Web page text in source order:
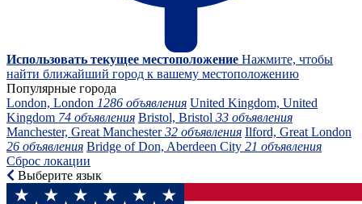
Использовать текущее местоположение Нажмите, чтобы
найти ближайший город к вашему местоположению
Популярные города
London, London 1286 объявления United Kingdom, United
Kingdom 74 объявления Bristol, Bristol 33 объявления
Manchester, Great Manchester32 объявления Ilford, Great London
26 объявления Bridge of Don, Aberdeen City 21 объявления
Сброс локации
Выберите язык